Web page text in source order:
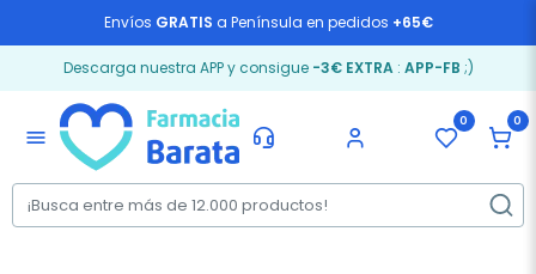
Envíos GRATIS a Península en pedidos +65€
Descarga nuestra APP y consigue -3€ EXTRA: APP-FB ;)
menu
0 0